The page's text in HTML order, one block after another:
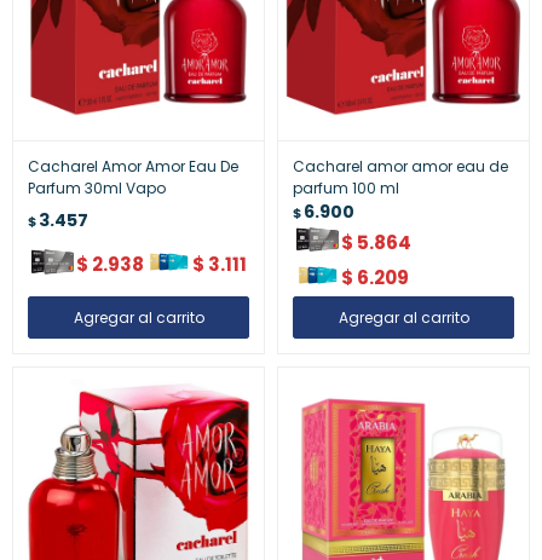
Cacharel Amor Amor Eau De
Parfum 30ml Vapo
$3.457
$ 2.938 $ 3.111
Cacharel amor amor eau de
parfum 100 ml
$6.900
$ 5.864
$ 6.209